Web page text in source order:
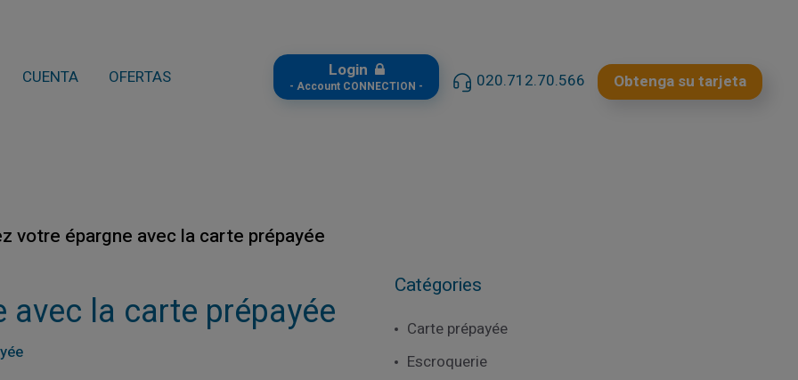
CUENTA OFERTAS Login
- Account CONNECTION - 020.712.70.566 Obtenga su tarjeta
votre épargne avec la carte prépayée
la carte prépayée
Catégories
Carte prépayée
Escroquerie